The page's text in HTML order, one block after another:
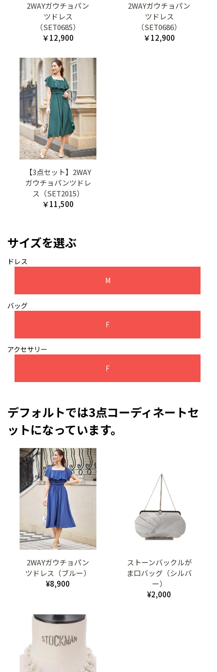
2WAYガウチョパン
ツドレス
（SET0685）
￥12,900
2WAYガウチョパン
ツドレス
（SET0686）
￥12,900
【3点セット】2WAY
ガウチョパンツドレ
ス（SET2015）
￥11,500
サイズを選ぶ
ドレス
M
バッグ
F
アクセサリー
F
デフォルトでは3点コーディネートセ
ットになっています。
2WAYガウチョパン
ツドレス（ブルー）
¥8,900
ストーンバックルが
ま口バッグ（シルバ
ー）
¥2,000